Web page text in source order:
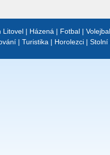
Litovel | Házená | Fotbal | Volejbal
| Turistika | Horolezci | Stolní